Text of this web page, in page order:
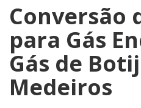
Conversão
para Gás
Gás de
Medeiros